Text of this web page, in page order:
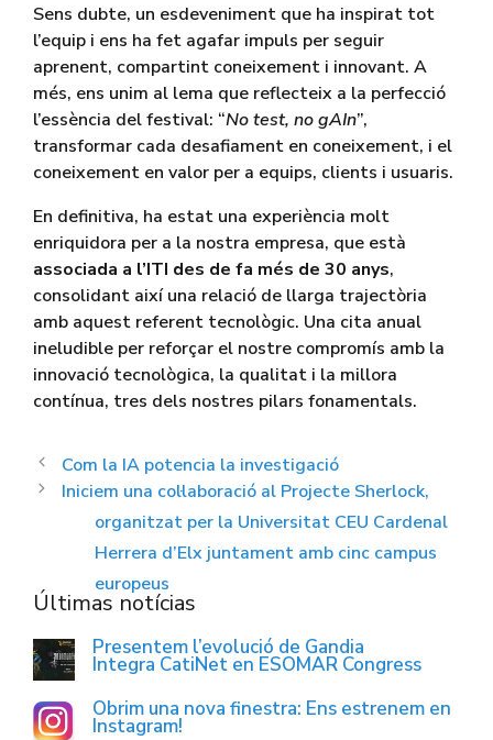
Sens dubte, un esdeveniment que ha inspirat tot
l’equip i ens ha fet agafar impuls per seguir
aprenent, compartint coneixement i innovant. A
més, ens unim al lema que reflecteix a la perfecció
l’essència del festival: “No test, nogAIn”,
transformar cada desafiament en coneixement, i el
coneixement en valor per a equips, clients i usuaris.
En definitiva, ha estat una experiència molt
enriquidora per a la nostra empresa, que està
associada a l’ITI des de fa més de 30 anys,
consolidant així una relació de llarga trajectòria
amb aquest referent tecnològic. Una cita anual
ineludible per reforçar el nostre compromís amb la
innovació tecnològica, la qualitat i la millora
contínua, tres dels nostres pilars fonamentals.
Com la IA potencia la investigació
Iniciem una col·laboració al Projecte Sherlock,
organitzat per la Universitat CEU Cardenal
Herrera d’Elx juntament amb cinc campus
europeus
Últimas notícias
Presentem l’evolució de Gandia
Integra CatiNet en ESOMAR Congress
Obrim una nova finestra: Ens estrenem en
Instagram!